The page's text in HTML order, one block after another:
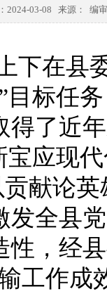
2024-03-08 来源： 编
下在县
目标任
得了近
宝应现
贡献论
发全县
性，经
工作成